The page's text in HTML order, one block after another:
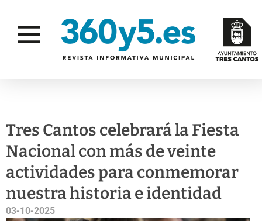
Tres Cantos celebrará la Fiesta
Nacional con más de veinte
actividades para conmemorar
nuestra historia e identidad
03-10-2025